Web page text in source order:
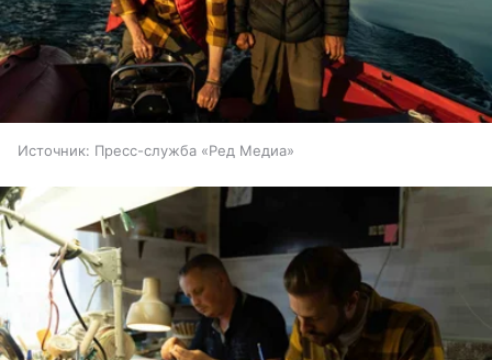
Источник: Пресс-служба «Ред Медиа»